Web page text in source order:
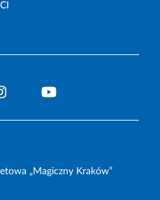
„Magiczny Kraków”